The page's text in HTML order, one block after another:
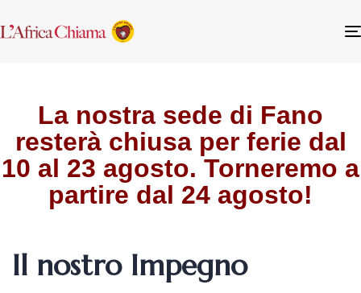
La nostra sede di Fano
resterà chiusa per ferie dal
10 al 23 agosto. Torneremo a
partire dal 24 agosto!
Il nostro Impegno